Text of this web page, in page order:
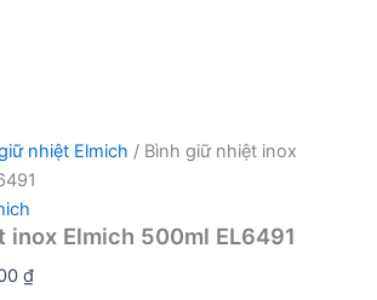
nhiệt Elmich / Bình giữ nhiệt inox
inox Elmich 500ml EL6491
₫Giá